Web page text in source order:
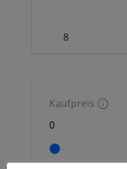
8
Kaufpreis